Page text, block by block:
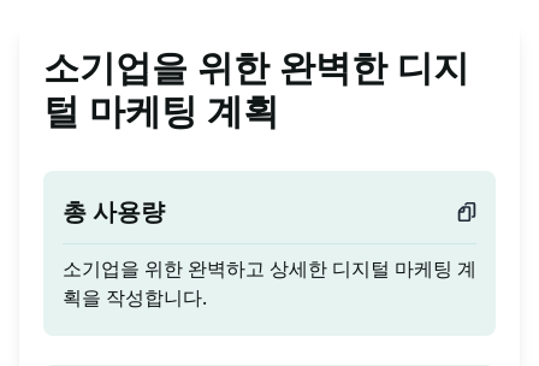
소기업을 위한 완벽한 디지
털 마케팅 계획
총 사용량
소기업을 위한 완벽하고 상세한 디지털 마케팅 계
획을 작성합니다.